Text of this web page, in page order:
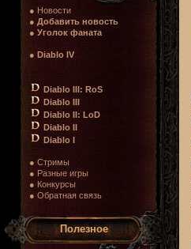
● Новости
● Добавить новость
● Уголок фаната
● Diablo IV
Diablo III: RoS
Diablo III
Diablo II: LoD
Diablo II
Diablo I
● Стримы
● Разные игры
● Конкурсы
● Обратная связь
Полезное